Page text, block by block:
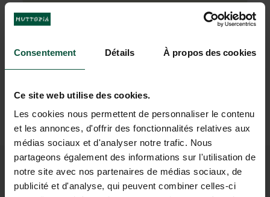
Consentement Détails À propos des cookies
Ce site web utilise des cookies.
Les cookies nous permettent de personnaliser le contenu
et les annonces, d'offrir des fonctionnalités relatives aux
médias sociaux et d'analyser notre trafic. Nous
partageons également des informations sur l'utilisation de
notre site avec nos partenaires de médias sociaux, de
publicité et d'analyse, qui peuvent combiner celles-ci
Nuestro asistente virtual basado en inteligencia artificial está
no tienen valor contractual y no comprometen la
responsabilidad de Huttopia. Le invitamos a verificar la
de venta, etc.) directamente en las fichas de destinos o con
nuestro servicio de atención al cliente.
ÚNETE A NUESTRA